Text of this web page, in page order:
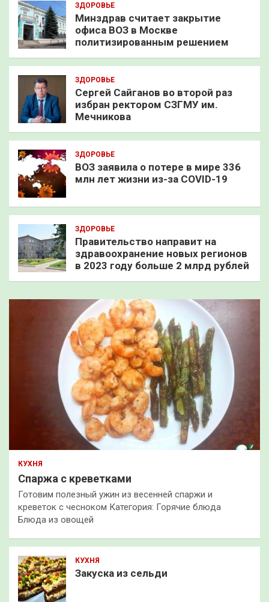
ЗДОРОВЬЕ
Минздрав считает закрытие
офиса ВОЗ в Москве
политизированным решением
ЗДОРОВЬЕ
Сергей Сайганов во второй раз
избран ректором СЗГМУ им.
Мечникова
ЗДОРОВЬЕ
ВОЗ заявила о потере в мире 336
млн лет жизни из-за COVID-19
ЗДОРОВЬЕ
Правительство направит на
здравоохранение новых регионов
в 2023 году больше 2 млрд рублей
КУХНЯ
Спаржа с креветками
Готовим полезный ужин из весенней спаржи и
креветок с чесноком Категория: Горячие блюда
Блюда из овощей
КУХНЯ
Закуска из сельди